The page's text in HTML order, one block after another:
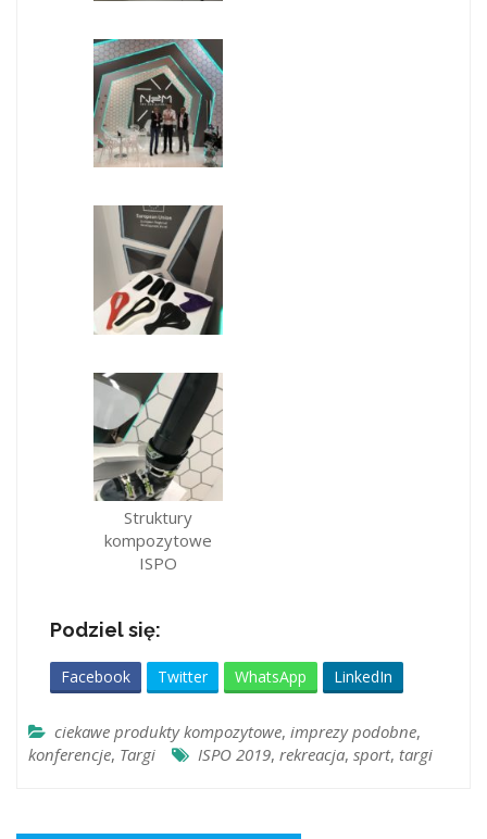
Struktury
kompozytowe
ISPO
Podziel się:
Facebook Twitter WhatsApp LinkedIn
ciekawe produkty kompozytowe, imprezy podobne,
konferencje, Targi ISPO 2019, rekreacja, sport, targi